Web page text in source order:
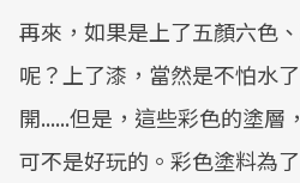
再來，如果是上了五顏六色
呢？上了漆，當然是不怕水
開......但是，這些彩色的塗層
可不是好玩的。彩色塗料為